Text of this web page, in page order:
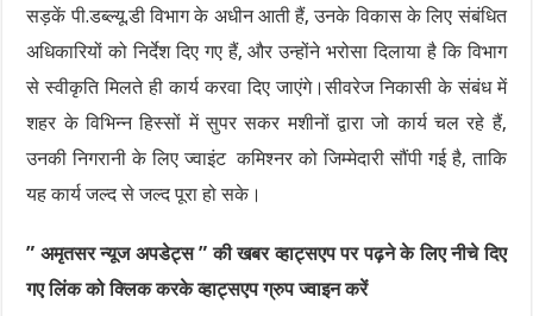
सड़कें पी.डब्ल्यू.डी विभाग के अधीन आती हैं, उनके विकास के लिए संबंधित
अधिकारियों को निर्देश दिए गए हैं, और उन्होंने भरोसा दिलाया है कि विभाग
से स्वीकृति मिलते ही कार्य करवा दिए जाएंगे।सीवरेज निकासी के संबंध में
शहर के विभिन्न हिस्सों में सुपर सकर मशीनों द्वारा जो कार्य चल रहे हैं,
उनकी निगरानी के लिए ज्वाइंट कमिश्नर को जिम्मेदारी सौंपी गई है, ताकि
यह कार्य जल्द से जल्द पूरा हो सके।
” अमृतसर न्यूज अपडेट्स ” की खबर व्हाट्सएप पर पढ़ने के लिए नीचे दिए
गए लिंक को क्लिक करके व्हाट्सएप ग्रुप ज्वाइन करें